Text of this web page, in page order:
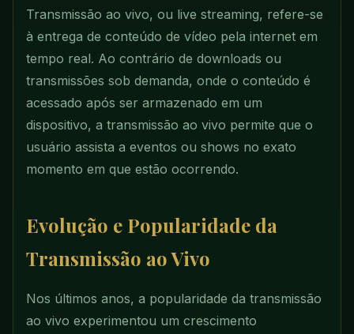
Transmissão ao vivo, ou live streaming, refere-se
à entrega de conteúdo de vídeo pela internet em
tempo real. Ao contrário de downloads ou
transmissões sob demanda, onde o conteúdo é
acessado após ser armazenado em um
dispositivo, a transmissão ao vivo permite que o
usuário assista a eventos ou shows no exato
momento em que estão ocorrendo.
Evolução e Popularidade da
Transmissão ao Vivo
Nos últimos anos, a popularidade da transmissão
ao vivo experimentou um crescimento